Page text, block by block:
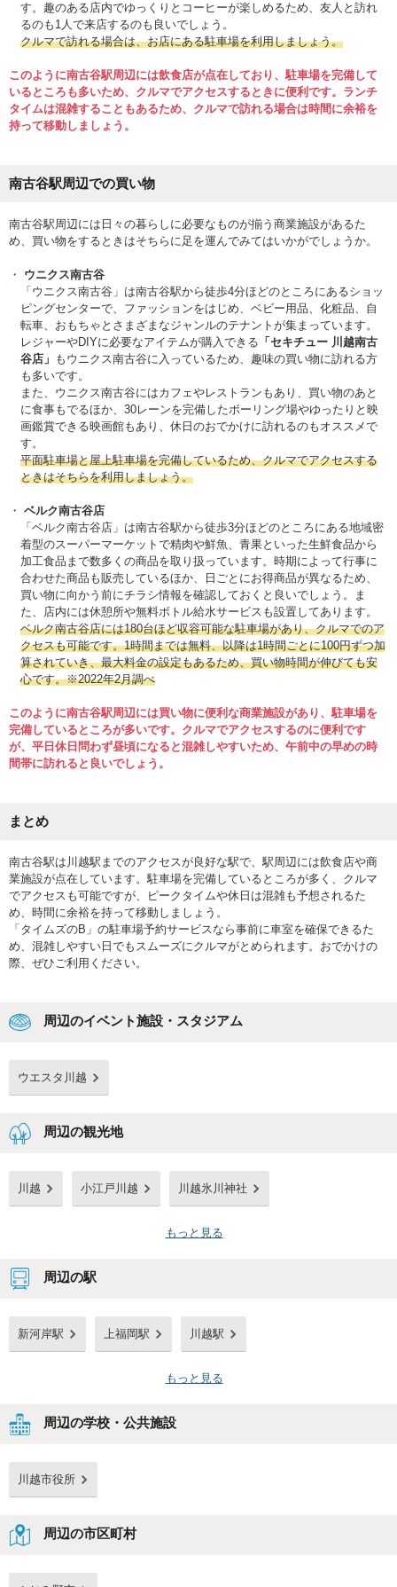
す。趣のある店内でゆっくりとコーヒーが楽しめるため、友人と訪れ
るのも1人で来店するのも良いでしょう。
クルマで訪れる場合は、お店にある駐車場を利用しましょう。
このように南古谷駅周辺には飲食店が点在しており、駐車場を完備して
いるところも多いため、クルマでアクセスするときに便利です。ランチ
タイムは混雑することもあるため、クルマで訪れる場合は時間に余裕を
持って移動しましょう。
南古谷駅周辺での買い物
南古谷駅周辺には日々の暮らしに必要なものが揃う商業施設があるた
め、買い物をするときはそちらに足を運んでみてはいかがでしょうか。
ウニクス南古谷
「ウニクス南古谷」は南古谷駅から徒歩4分ほどのところにあるショッ
ピングセンターで、ファッションをはじめ、ベビー用品、化粧品、自
転車、おもちゃとさまざまなジャンルのテナントが集まっています。
レジャーやDIYに必要なアイテムが購入できる 「セキチュー 川越南古
谷店」 もウニクス南古谷に入っているため、趣味の買い物に訪れる方
も多いです。
また、ウニクス南古谷にはカフェやレストランもあり、買い物のあと
に食事もでるほか、30レーンを完備したボーリング場やゆったりと映
画鑑賞できる映画館もあり、休日のおでかけに訪れるのもオススメで
す。
平面駐車場と屋上駐車場を完備しているため、クルマでアクセスする
ときはそちらを利用しましょう。
ベルク南古谷店
「ベルク南古谷店」は南古谷駅から徒歩3分ほどのところにある地域密
着型のスーパーマーケットで精肉や鮮魚、青果といった生鮮食品から
加工食品まで数多くの商品を取り扱っています。時期によって行事に
合わせた商品も販売しているほか、日ごとにお得商品が異なるため、
買い物に向かう前にチラシ情報を確認しておくと良いでしょう。ま
た、店内には休憩所や無料ボトル給水サービスも設置してあります。
ベルク南古谷店には180台ほど収容可能な駐車場があり、クルマでのア
クセスも可能です。1時間までは無料、以降は1時間ごとに100円ずつ加
算されていき、最大料金の設定もあるため、買い物時間が伸びても安
心です。※2022年2月調べ
このように南古谷駅周辺には買い物に便利な商業施設があり、駐車場を
完備しているところが多いです。クルマでアクセスするのに便利です
が、平日休日問わず昼頃になると混雑しやすいため、午前中の早めの時
間帯に訪れると良いでしょう。
まとめ
南古谷駅は川越駅までのアクセスが良好な駅で、駅周辺には飲食店や商
業施設が点在しています。駐車場を完備しているところが多く、クルマ
でアクセスも可能ですが、ピークタイムや休日は混雑も予想されるた
め、時間に余裕を持って移動しましょう。
「タイムズのB」の駐車場予約サービスなら事前に車室を確保できるた
め、混雑しやすい日でもスムーズにクルマがとめられます。おでかけの
際、ぜひご利用ください。
周辺のイベント施設・スタジアム
ウエスタ川越
周辺の観光地
川越 小江戸川越 川越氷川神社
もっと見る
周辺の駅
新河岸駅 上福岡駅 川越駅
もっと見る
周辺の学校・公共施設
川越市役所
周辺の市区町村